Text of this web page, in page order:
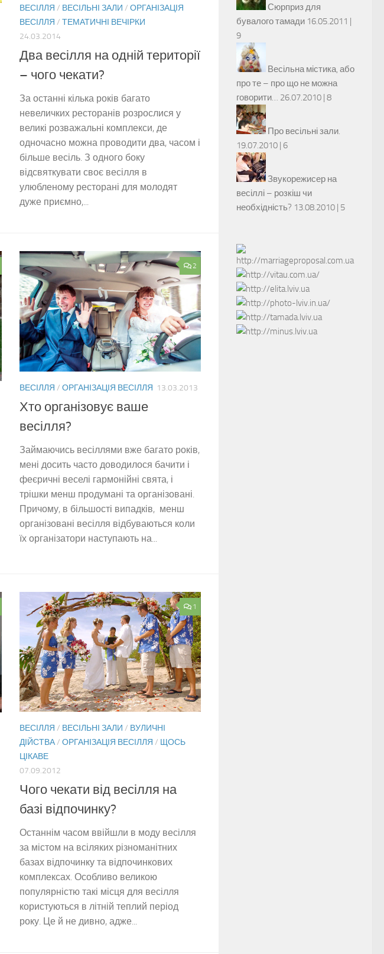
ВЕСІЛЛЯ / ВЕСІЛЬНІ ЗАЛИ / ОРГАНІЗАЦІЯ
ВЕСІЛЛЯ / ТЕМАТИЧНІ ВЕЧІРКИ
24.03.2014
Два весілля на одній території
– чого чекати?
За останні кілька років багато
невеличких ресторанів розрослися у
великі розважальні комплекси, де
одночасно можна проводити два, часом і
більше весіль. З одного боку
відсвяткувати своє весілля в
улюбленому ресторані для молодят
дуже приємно,...
2
ВЕСІЛЛЯ / ОРГАНІЗАЦІЯ ВЕСІЛЛЯ 13.03.2013
Хто організовує ваше
весілля?
Займаючись весіллями вже багато років,
мені досить часто доводилося бачити і
феєричні веселі гармонійні свята, і
трішки менш продумані та організовані.
Причому, в більшості випадків, менш
організовані весілля відбуваються коли
їх організатори наступають на...
1
ВЕСІЛЛЯ / ВЕСІЛЬНІ ЗАЛИ / ВУЛИЧНІ
ДІЙСТВА/ ОРГАНІЗАЦІЯ ВЕСІЛЛЯ / ЩОСЬ
ЦІКАВЕ
07.09.2012
Чого чекати від весілля на
базі відпочинку?
Останнім часом ввійшли в моду весілля
за містом на всіляких різноманітних
базах відпочинку та відпочинкових
комплексах. Особливо великою
популярністю такі місця для весілля
користуються в літній теплий період
року. Це й не дивно, адже...
Сюрприз для
бувалого тамади 16.05.2011 |
9
Весільна містика, або
про те – про що не можна
говорити… 26.07.2010 | 8
Про весільні зали.
19.07.2010 | 6
Звукорежисер на
весіллі – розкіш чи
необхідність? 13.08.2010 | 5